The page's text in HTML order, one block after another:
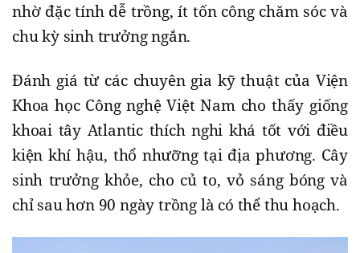
nhờ đặc tính dễ trồng, ít tốn công chăm sóc và
chu kỳ sinh trưởng ngắn.
Đánh giá từ các chuyên gia kỹ thuật của Viện
Khoa học Công nghệ Việt Nam cho thấy giống
khoai tây Atlantic thích nghi khá tốt với điều
kiện khí hậu, thổ nhưỡng tại địa phương. Cây
sinh trưởng khỏe, cho củ to, vỏ sáng bóng và
chỉ sau hơn 90 ngày trồng là có thể thu hoạch.